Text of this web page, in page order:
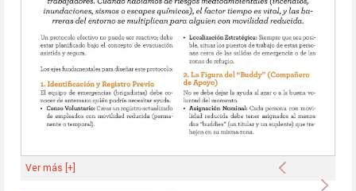
Anterior
Ver más [+]